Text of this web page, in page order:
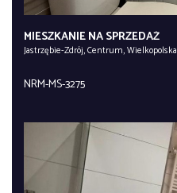
MIESZKANIE NA SPRZEDAŻ
Jastrzębie-Zdrój, Centrum, Wielkopolska
NRM-MS-3275